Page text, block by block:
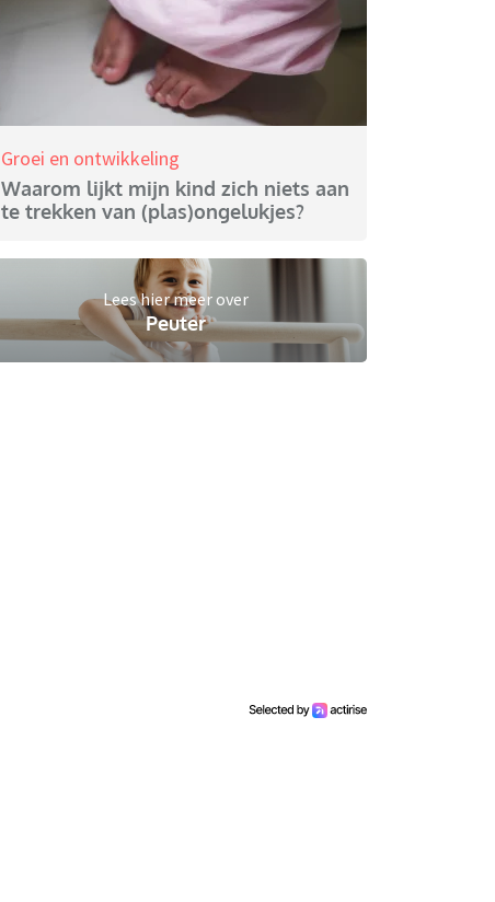
Groei en ontwikkeling
Waarom lijkt mijn kind zich niets aan
te trekken van (plas)ongelukjes?
Lees hier meer over
Peuter